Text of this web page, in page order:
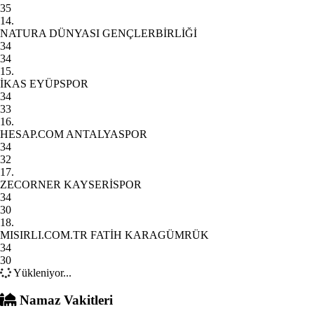
35
14.
NATURA DÜNYASI GENÇLERBİRLİĞİ
34
34
15.
İKAS EYÜPSPOR
34
33
16.
HESAP.COM ANTALYASPOR
34
32
17.
ZECORNER KAYSERİSPOR
34
30
18.
MISIRLI.COM.TR FATİH KARAGÜMRÜK
34
30
Yükleniyor...
Namaz Vakitleri